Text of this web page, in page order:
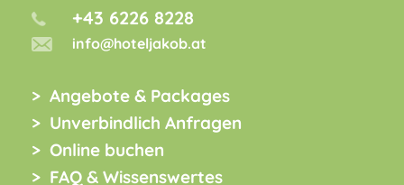
+43 6226 8228
info@hoteljakob.at
Angebote & Packages
Unverbindlich Anfragen
Online buchen
FAQ & Wissenswertes